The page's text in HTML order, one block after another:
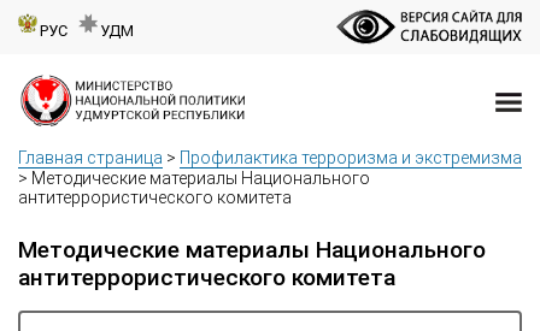
РУС УДМ
Главная страница > Профилактика терроризма и экстремизма
> Методические материалы Национального
антитеррористического комитета
Методические материалы Национального
антитеррористического комитета